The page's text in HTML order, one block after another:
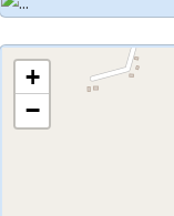
+
−